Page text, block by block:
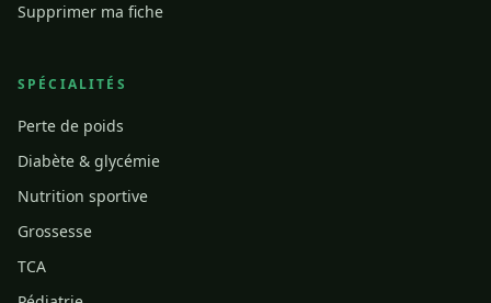
Supprimer ma fiche
SPÉCIALITÉS
Perte de poids
Diabète & glycémie
Nutrition sportive
Grossesse
TCA